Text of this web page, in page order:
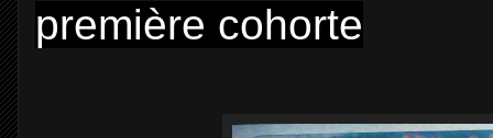
première cohorte